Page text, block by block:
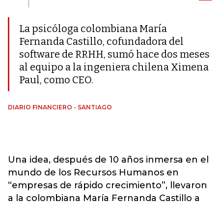
La psicóloga colombiana María
Fernanda Castillo, cofundadora del
software de RRHH, sumó hace dos meses
al equipo a la ingeniera chilena Ximena
Paul, como CEO.
DIARIO FINANCIERO - SANTIAGO
Una idea, después de 10 años inmersa en el
mundo de los Recursos Humanos en
“empresas de rápido crecimiento”, llevaron
a la colombiana María Fernanda Castillo a